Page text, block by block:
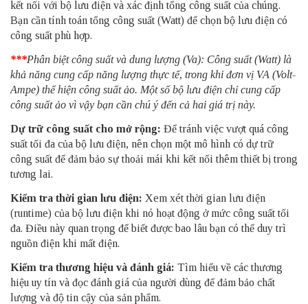
kết nối với bộ lưu điện và xác định tổng công suất của chúng.
Bạn cần tính toán tổng công suất (Watt) để chọn bộ lưu điện có
công suất phù hợp.
***Phân biệt công suất và dung lượng (Va): Công suất (Watt) là
khả năng cung cấp năng lượng thực tế, trong khi đơn vị VA (Volt-
Ampe) thể hiện công suất ảo. Một số bộ lưu điện chỉ cung cấp
công suất ảo vì vậy bạn cần chú ý đến cả hai giá trị này.
Dự trữ công suất cho mở rộng: Để tránh việc vượt quá công
suất tối đa của bộ lưu điện, nên chọn một mô hình có dự trữ
công suất để đảm bảo sự thoải mái khi kết nối thêm thiết bị trong
tương lai.
Kiểm tra thời gian lưu điện: Xem xét thời gian lưu điện
(runtime) của bộ lưu điện khi nó hoạt động ở mức công suất tối
đa. Điều này quan trọng để biết được bao lâu bạn có thể duy trì
nguồn điện khi mất điện.
Kiểm tra thương hiệu và đánh giá: Tìm hiểu về các thương
hiệu uy tín và đọc đánh giá của người dùng để đảm bảo chất
lượng và độ tin cậy của sản phẩm.